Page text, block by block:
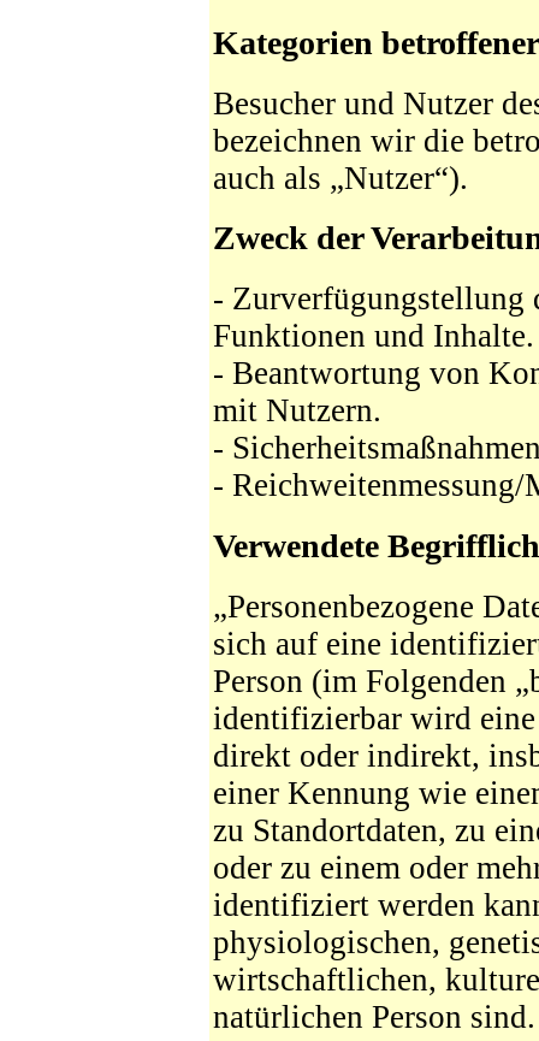
Kategorien
Besucher und Nutzer
bezeichnen wir die
auch als „Nutzer“).
Zweck der
- Zurverfügungstellung
Funktionen und Inhalte.
- Beantwortung von
mit Nutzern.
-
- Reichweitenmessung/
Verwendete
„Personenbezogene
sich auf eine
Person (im Folgenden
identifizierbar wird eine
direkt oder indirekt,
einer Kennung wie
zu Standortdaten, zu
oder zu einem oder
identifiziert werden
physiologischen,
wirtschaftlichen,
natürlichen Person sind.